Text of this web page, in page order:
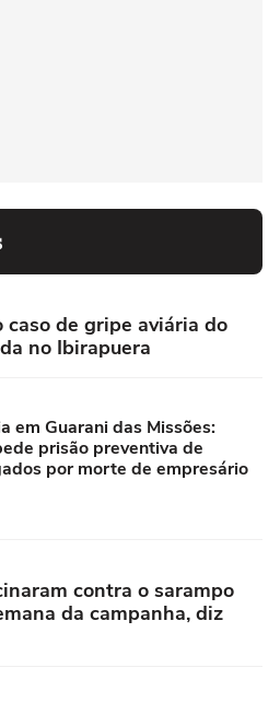
caso de gripe aviária do
no Ibirapuera
em Guarani das Missões:
prisão preventiva de
por morte de empresário
contra o sarampo
da campanha, diz